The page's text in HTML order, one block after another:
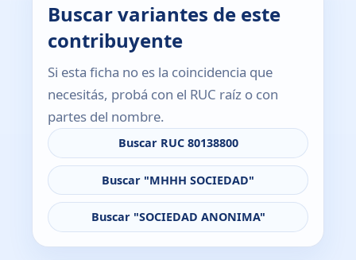
Buscar variantes de este
contribuyente
Si esta ficha no es la coincidencia que
necesitás, probá con el RUC raíz o con
partes del nombre.
Buscar RUC 80138800
Buscar "MHHH SOCIEDAD"
Buscar "SOCIEDAD ANONIMA"